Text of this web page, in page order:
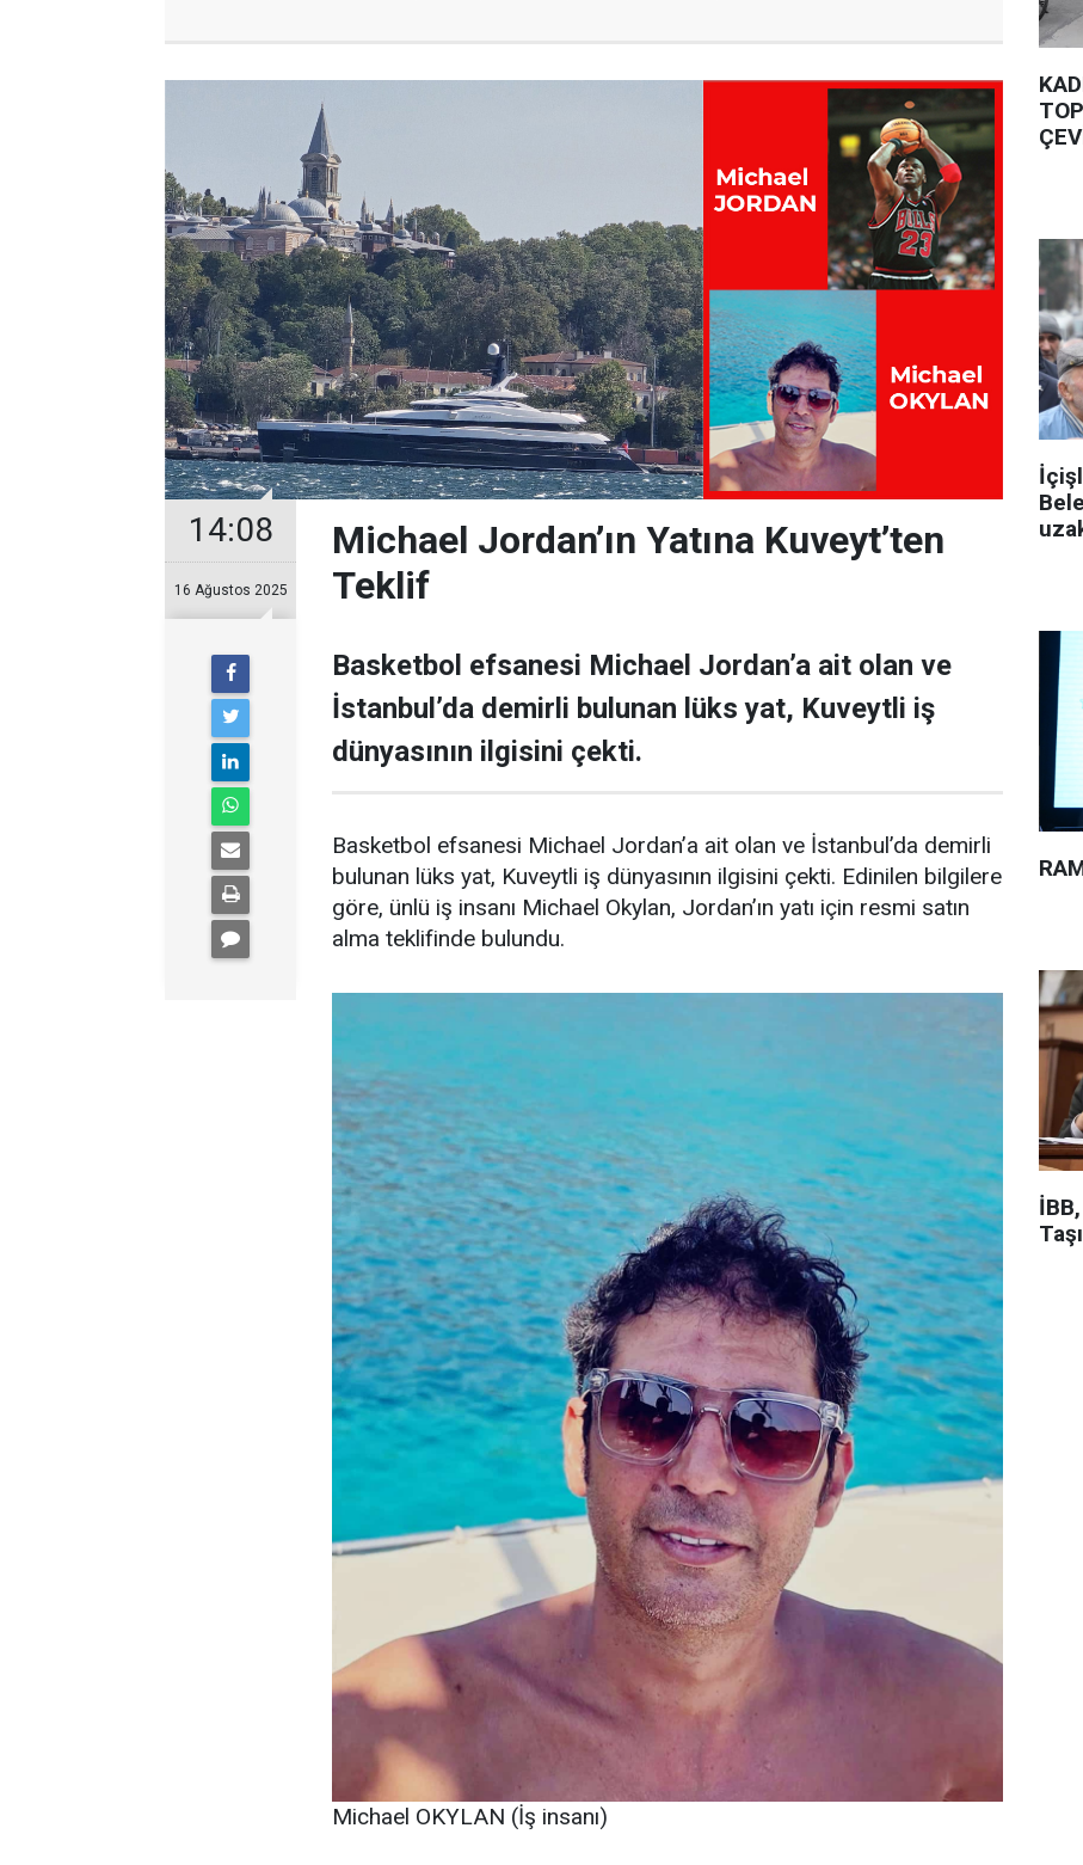
14:08
16 Ağustos 2025
Michael Jordan’ın Yatına Kuveyt’ten
Teklif
Basketbol efsanesi Michael Jordan’a ait olan ve
İstanbul’da demirli bulunan lüks yat, Kuveytli iş
dünyasının ilgisini çekti.
Basketbol efsanesi Michael Jordan’a ait olan ve İstanbul’da demirli
bulunan lüks yat, Kuveytli iş dünyasının ilgisini çekti. Edinilen bilgilere
göre, ünlü iş insanı Michael Okylan, Jordan’ın yatı için resmi satın
alma teklifinde bulundu.
Michael OKYLAN (İş insanı)